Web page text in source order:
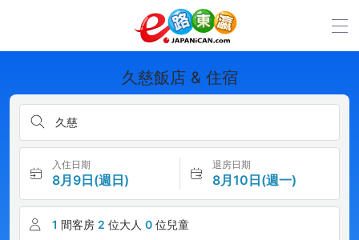
久慈飯店 & 住宿
久慈
入住日期
8月9日(週日)
退房日期
8月10日(週一)
1 間客房 2 位大人 0 位兒童